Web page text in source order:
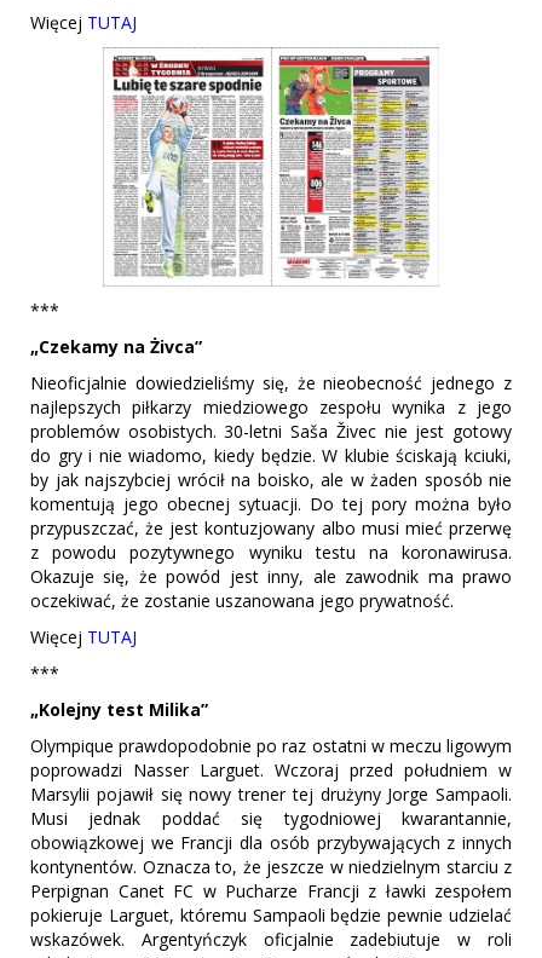
Więcej TUTAJ
***
„Czekamy na Żivca”
Nieoficjalnie dowiedzieliśmy się, że nieobecność jednego z
najlepszych piłkarzy miedziowego zespołu wynika z jego
problemów osobistych. 30-letni Saša Živec nie jest gotowy
do gry i nie wiadomo, kiedy będzie. W klubie ściskają kciuki,
by jak najszybciej wrócił na boisko, ale w żaden sposób nie
komentują jego obecnej sytuacji. Do tej pory można było
przypuszczać, że jest kontuzjowany albo musi mieć przerwę
z powodu pozytywnego wyniku testu na koronawirusa.
Okazuje się, że powód jest inny, ale zawodnik ma prawo
oczekiwać, że zostanie uszanowana jego prywatność.
Więcej TUTAJ
***
„Kolejny test Milika”
Olympique prawdopodobnie po raz ostatni w meczu ligowym
poprowadzi Nasser Larguet. Wczoraj przed południem w
Marsylii pojawił się nowy trener tej drużyny Jorge Sampaoli.
Musi jednak poddać się tygodniowej kwarantannie,
obowiązkowej we Francji dla osób przybywających z innych
kontynentów. Oznacza to, że jeszcze w niedzielnym starciu z
Perpignan Canet FC w Pucharze Francji z ławki zespołem
pokieruje Larguet, któremu Sampaoli będzie pewnie udzielać
wskazówek. Argentyńczyk oficjalnie zadebiutuje w roli